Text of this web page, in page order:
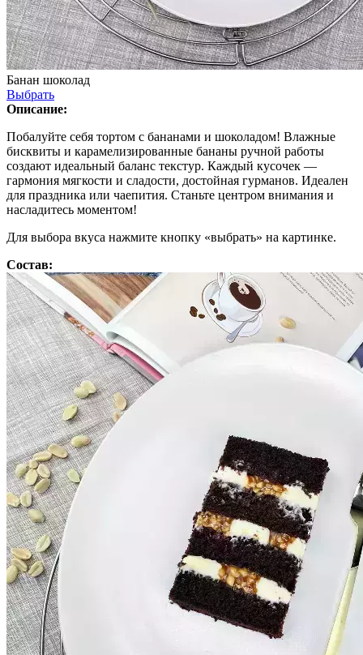
Банан шоколад
Выбрать
Описание:
Побалуйте себя тортом с бананами и шоколадом! Влажные
бисквиты и карамелизированные бананы ручной работы
создают идеальный баланс текстур. Каждый кусочек —
гармония мягкости и сладости, достойная гурманов. Идеален
для праздника или чаепития. Станьте центром внимания и
насладитесь моментом!
Для выбора вкуса нажмите кнопку «выбрать» на картинке.
Состав: